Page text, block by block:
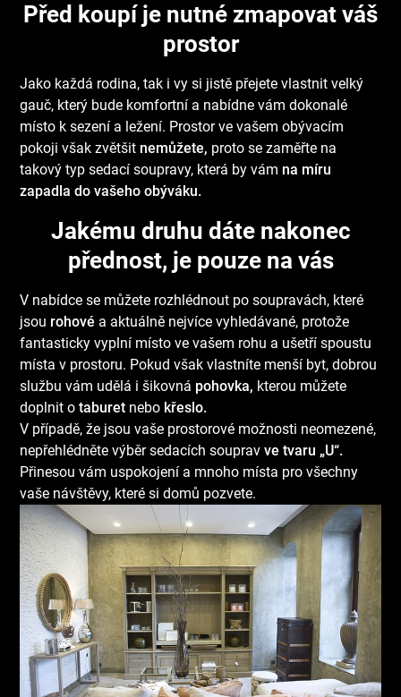
Před koupí je nutné zmapovat váš
prostor
Jako každá rodina, tak i vy si jistě přejete vlastnit velký
gauč, který bude komfortní a nabídne vám dokonalé
místo k sezení a ležení. Prostor ve vašem obývacím
pokoji však zvětšit nemůžete, proto se zaměřte na
takový typ sedací soupravy, která by vám na míru
zapadla do vašeho obýváku.
Jakému druhu dáte nakonec
přednost, je pouze na vás
V nabídce se můžete rozhlédnout po soupravách, které
jsou rohové a aktuálně nejvíce vyhledávané, protože
fantasticky vyplní místo ve vašem rohu a ušetří spoustu
místa v prostoru. Pokud však vlastníte menší byt, dobrou
službu vám udělá i šikovná pohovka, kterou můžete
doplnit otaburet nebo křeslo.
V případě, že jsou vaše prostorové možnosti neomezené,
nepřehlédněte výběr sedacích soupravve tvaru „U“.
Přinesou vám uspokojení a mnoho místa pro všechny
vaše návštěvy, které si domů pozvete.